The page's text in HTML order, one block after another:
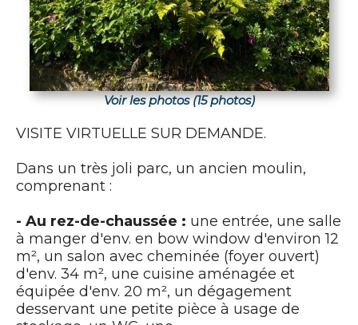
Voir les photos (15 photos)
VISITE VIRTUELLE SUR DEMANDE.
Dans un très joli parc, un ancien moulin,
comprenant :
- Au rez-de-chaussée : une entrée, une salle
à manger d'env. en bow window d'environ 12
m², un salon avec cheminée (foyer ouvert)
d'env. 34 m², une cuisine aménagée et
équipée d'env. 20 m², un dégagement
desservant une petite pièce à usage de